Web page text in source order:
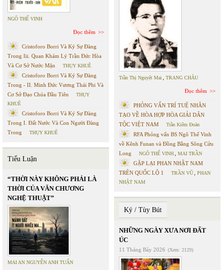
NGÔ THẾ VINH
Đọc thêm
Cristoforo Borri Và Ký Sự Đàng
Trong Iii. Quan Khám Lý Trần Đức Hòa
Và Cơ Sở Nước Mặn
THỤY KHUÊ
Cristoforo Borri Và Ký Sự Đàng
Trong - II. Minh Đức Vương Thái Phi Và
Cơ Sở Đạo Chúa Đầu Tiên
THỤY
KHUÊ
Cristoforo Borri Và Ký Sự Đàng
Trong I. Đất Nước Và Con Người Đàng
Trong
THỤY KHUÊ
Tiểu Luận
“THỜI NÀY KHÔNG PHẢI LÀ
THỜI CỦA VĂN CHƯƠNG
NGHỆ THUẬT”
MAI AN NGUYỄN ANH TUẤN
Trần Thị Nguyệt Mai TRANG CHÂU
Đọc thêm
PHỎNG VẤN TRÍ TUỆ NHÂN
TẠO VỀ HÒA HỢP HÒA GIẢI DÂN
TỘC VIỆT NAM
Trần Kiêm Đoàn
RFA Phỏng vấn BS Ngô Thế Vinh
về Kênh Funan và Đồng Bằng Sông Cửu
Long
NGÔ THẾ VINH MAI TRẦN
GẶP LẠI PHAN NHẬT NAM
TRÊN QUỐC LỘ 1
TRẦN VŨ
PHAN
NHẬT NAM
Ký / Tùy Bút
NHỮNG NGÀY XƯA NƠI ĐẤT
ÚC
11 Tháng Bảy 2026 (Xem: 2129)